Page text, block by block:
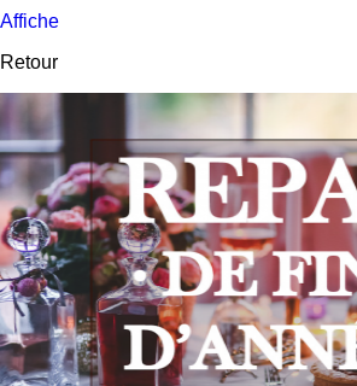
Affiche
Retour